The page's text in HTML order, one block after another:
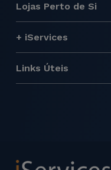
Lojas Perto de Si
+ iServices
Links Úteis